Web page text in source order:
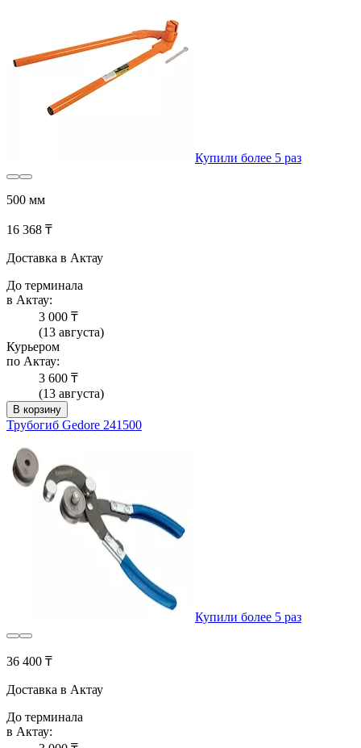
Купили более 5 раз
500 мм
16 368 ₸
Доставка в Актау
До терминала
в Актау:
3 000 ₸
(13 августа)
Курьером
по Актау:
3 600 ₸
(13 августа)
В корзину
Трубогиб Gedore 241500
Купили более 5 раз
36 400 ₸
Доставка в Актау
До терминала
в Актау: